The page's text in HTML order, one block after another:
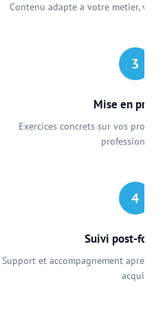
Contenu adapte a votre metier, vos
3
Mise en
Exercices concrets sur vos
4
Suivi post-
Support et accompagnement apres
acquis